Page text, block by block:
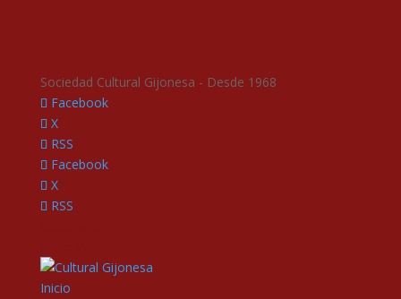
Sociedad Cultural Gijonesa - Desde 1968
Facebook
X
RSS
Facebook
X
RSS
Inicio